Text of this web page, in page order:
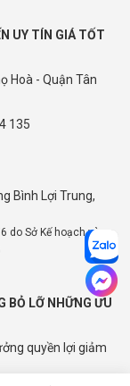
UY TÍN GIÁ TỐT
Hoà - Quận Tân
135
Bình Lợi Trung,
do Sở Kế hoạch và
BỎ LỠ NHỮNG ƯU
quyền lợi giảm